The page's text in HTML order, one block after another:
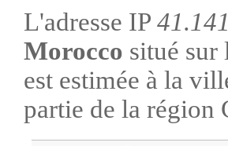
L'adresse IP
Morocco situé sur
est estimée à la
partie de la région